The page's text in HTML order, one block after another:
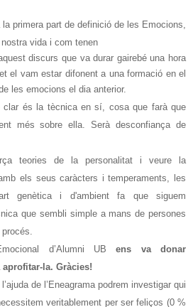
primera part de definició de les Emocions,
vida i com tenen
discurs que va durar gairebé una hora
el vam estar difonent a una formació en el
les emocions el dia anterior.
clar és la tècnicaen sí, cosa que farà que
més sobre ella. Serà desconfiança de
teories de la personalitat i veure la
els seus caràcters i temperaments, les
genètica i d'ambientfa que siguem
que sembli simple a mans de persones
d’Alumni UB ens va donar
aprofitar-la. Gràcies!
de l’Eneagrama podrem investigar qui
veritablement per ser feliços (0 %